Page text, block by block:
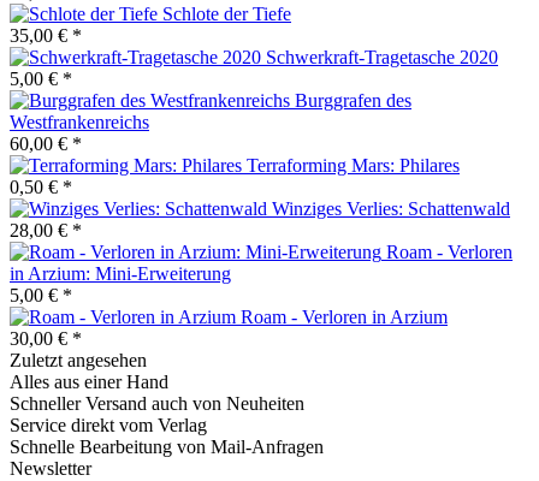
Schlote der Tiefe
35,00 € *
Schwerkraft-Tragetasche 2020
5,00 € *
Burggrafen des
Westfrankenreichs
60,00 € *
Terraforming Mars: Philares
0,50 € *
Winziges Verlies: Schattenwald
28,00 € *
Roam - Verloren
in Arzium: Mini-Erweiterung
5,00 € *
Roam - Verloren in Arzium
30,00 € *
Zuletzt angesehen
Alles aus einer Hand
Schneller Versand auch von Neuheiten
Service direkt vom Verlag
Schnelle Bearbeitung von Mail-Anfragen
Newsletter